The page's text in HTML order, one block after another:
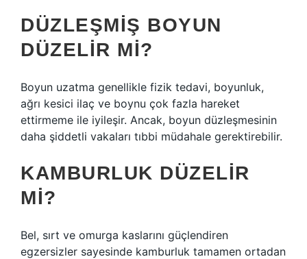
DÜZLEŞMIŞ BOYUN
DÜZELIR MI?
Boyun uzatma genellikle fizik tedavi, boyunluk,
ağrı kesici ilaç ve boynu çok fazla hareket
ettirmeme ile iyileşir. Ancak, boyun düzleşmesinin
daha şiddetli vakaları tıbbi müdahale gerektirebilir.
KAMBURLUK DÜZELIR
MI?
Bel, sırt ve omurga kaslarını güçlendiren
egzersizler sayesinde kamburluk tamamen ortadan